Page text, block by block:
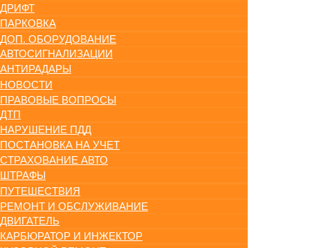
ДРИФТ
ПАРКОВКА
ДОП. ОБОРУДОВАНИЕ
АВТОСИГНАЛИЗАЦИИ
АНТИРАДАРЫ
НОВОСТИ
ПРАВОВЫЕ ВОПРОСЫ
ДТП
НАРУШЕНИЕ ПДД
ПОСТАНОВКА НА УЧЕТ
СТРАХОВАНИЕ АВТО
ШТРАФЫ
ПУТЕШЕСТВИЯ
РЕМОНТ И ОБСЛУЖИВАНИЕ
ДВИГАТЕЛЬ
КАРБЮРАТОР И ИНЖЕКТОР